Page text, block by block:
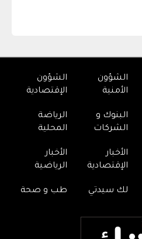
الشؤون
الأمنية
الشؤون
الإقتصادية
البنوك و
الشركات
الرياضة
المحلية
الأخبار
الإقتصادية
الأخبار
الرياضية
لك سيدتي طب و صحة